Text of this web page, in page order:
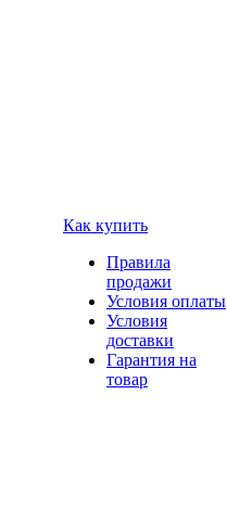
Как купить
Правила
продажи
Условия оплаты
Условия
доставки
Гарантия на
товар